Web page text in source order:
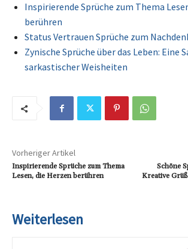
Inspirierende Sprüche zum Thema
berühren
Status Vertrauen Sprüche zum
Zynische Sprüche über das Leben: Eine
sarkastischer Weisheiten
Vorheriger Artikel
Inspirierende Sprüche zum Thema
Lesen, die Herzen berühren
Schöne
Kreative
Weiterlesen